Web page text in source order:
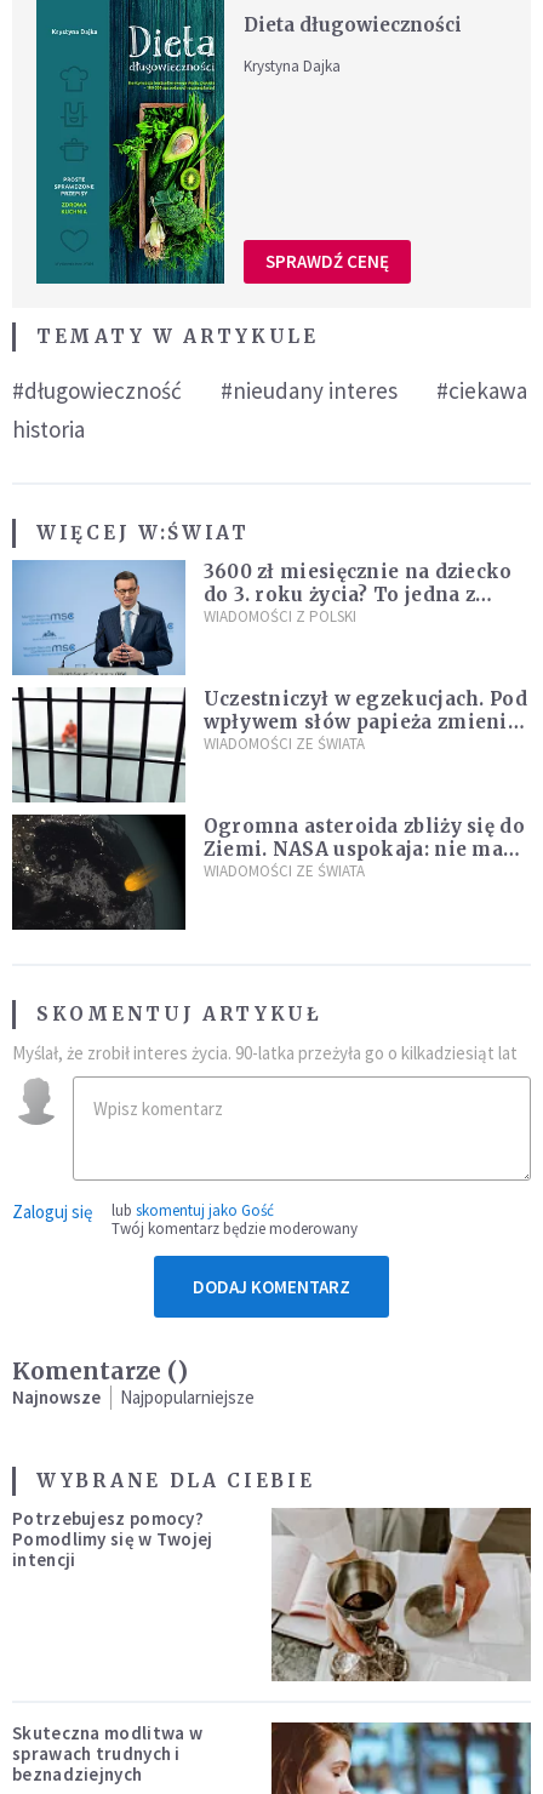
Dieta długowieczności
Krystyna Dajka
SPRAWDŹ CENĘ
TEMATY W ARTYKULE
#długowieczność #nieudany interes
#ciekawa
historia
WIĘCEJ W:ŚWIAT
3600 zł miesięcznie na dziecko
do 3. roku życia? To jedna z
propozycji programu "Rozwój
WIADOMOŚCI Z POLSKI
Uczestniczył w egzekucjach. Pod
wpływem słów papieża zmienił
zdanie
WIADOMOŚCI ZE ŚWIATA
Ogromna asteroida zbliży się do
Ziemi. NASA uspokaja: nie ma
zagrożenia
WIADOMOŚCI ZE ŚWIATA
SKOMENTUJ ARTYKUŁ
Myślał, że zrobił interes życia. 90-latka przeżyła go o kilkadziesiąt lat
Zaloguj się lub skomentuj jako Gość
Twój komentarz będzie moderowany
DODAJ KOMENTARZ
Komentarze ()
Najnowsze Najpopularniejsze
WYBRANE DLA CIEBIE
Potrzebujesz pomocy?
Pomodlimy się w Twojej
intencji
Skuteczna modlitwa w
sprawach trudnych i
beznadziejnych